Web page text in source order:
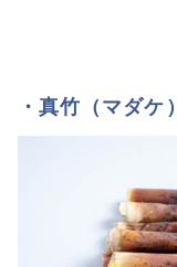
・真竹（マダケ）